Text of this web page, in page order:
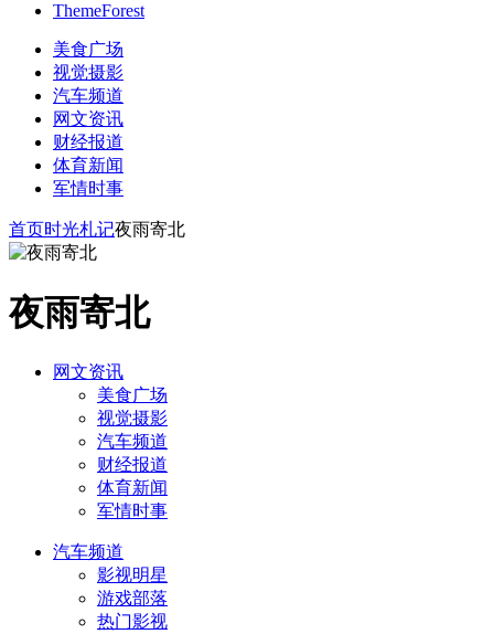
ThemeForest
美食广场
视觉摄影
汽车频道
网文资讯
财经报道
体育新闻
军情时事
首页时光札记夜雨寄北
夜雨寄北
网文资讯
美食广场
视觉摄影
汽车频道
财经报道
体育新闻
军情时事
汽车频道
影视明星
游戏部落
热门影视